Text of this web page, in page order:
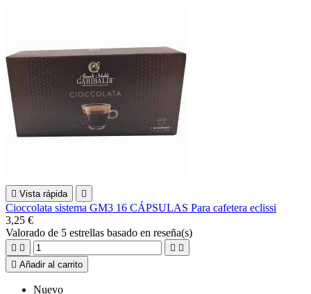
 Vista rápida 
Cioccolata sistema GM3 16 CÁPSULAS Para cafetera eclissi
3,25 €
Valorado de 5 estrellas basado en reseña(s)
   
 Añadir al carrito
Nuevo